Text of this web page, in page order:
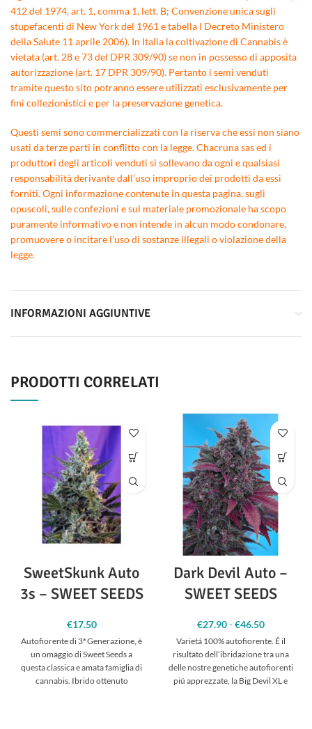
412 del 1974, art. 1, comma 1, lett. B; Convenzione unica sugli
stupefacenti di New York del 1961 e tabella I Decreto Ministero
della Salute 11 aprile 2006). In Italia la coltivazione di Cannabis è
vietata (art. 28 e 73 del DPR 309/90) se non in possesso di apposita
autorizzazione (art. 17 DPR 309/90). Pertanto i semi venduti
tramite questo sito potranno essere utilizzati esclusivamente per
fini collezionistici e per la preservazione genetica.
Questi semi sono commercializzati con la riserva che essi non siano
usati da terze parti in conflitto con la legge. Chacruna sas ed i
produttori degli articoli venduti si sollevano da ogni e qualsiasi
responsabilità derivante dall’uso improprio dei prodotti da essi
forniti. Ogni informazione contenute in questa pagina, sugli
opuscoli, sulle confezioni e sul materiale promozionale ha scopo
puramente informativo e non intende in alcun modo condonare,
promuovere o incitare l’uso di sostanze illegali o violazione della
legge.
INFORMAZIONI AGGIUNTIVE
PRODOTTI CORRELATI
SweetSkunk Auto
3s – SWEET SEEDS
€17.50
Autofiorente di 3ª Generazione, è
un omaggio di Sweet Seeds a
questa classica e amata famiglia di
cannabis. Ibrido ottenuto
Dark Devil Auto –
SWEET SEEDS
€27.90 - €46.50
di
€27.90 a
€46.50
Varietá 100% autofiorente. É il
risultato dell’ibridazione tra una
delle nostre genetiche autofiorenti
piú apprezzate, la Big Devil XL e